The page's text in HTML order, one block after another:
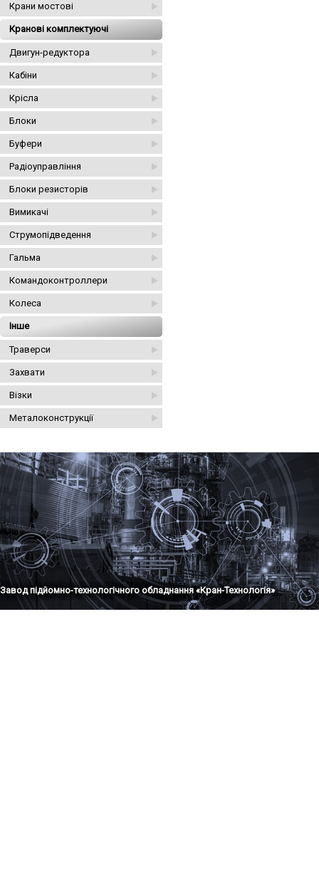
Крани мостові
Кранові комплектуючі
Двигун-редуктора
Кабіни
Крісла
Блоки
Буфери
Радіоуправління
Блоки резисторів
Вимикачі
Струмопідведення
Гальма
Командоконтроллери
Колеса
Інше
Траверси
Захвати
Візки
Металоконструкції
Завод підйомно-технологічного обладнання «Кран-Технологія»